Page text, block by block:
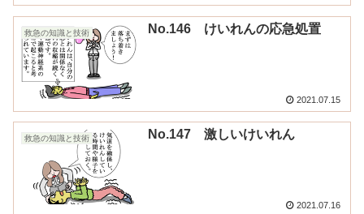
救急の知識と技術 No.146 けいれんの応急処置
2021.07.15
救急の知識と技術 No.147 激しいけいれん
2021.07.16